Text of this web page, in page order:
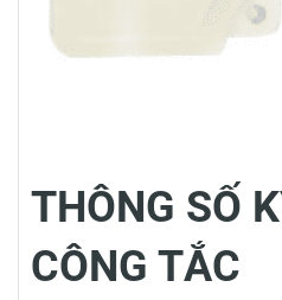
THÔNG SỐ
CÔNG TẮC